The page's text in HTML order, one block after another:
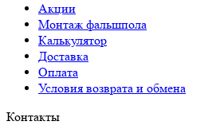
Акции
Монтаж фальшпола
Калькулятор
Доставка
Оплата
Условия возврата и обмена
Контакты